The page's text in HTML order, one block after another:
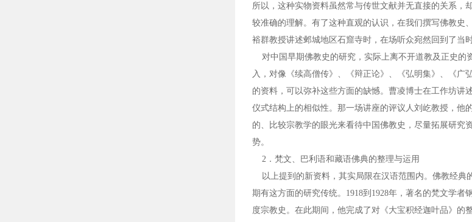
所以，这种实物资料虽然常与传世文献并无直接的关系
较准确的理解。有了这种直观的认识，在我们撰写佛教史
裕群教授讲述邺城地区石窟寺时，在场听众宛然回到了当
对中国早期佛教史的研究，实际上离不开道教及正史的
入，对像《续高僧传》、《辩正论》、《弘明集》、《
的资料，可以弥补这些方面的缺憾。曹凌博士在工作坊讲
仪式结构上的相似性。那一场讲座的评议人刘屹教授，他
的、比较宗教学的眼光来看待中国佛教史，尽量拓展研究
势。
2．梵文、巴利语和藏语佛典的整理与运用
以上提到的新资料，其实局限在汉语范围内。佛教经典
期有这方面的研究传统。1918到1928年，著名的梵文学者
度宗教史。在此期间，他完成了对《大宝积经迦叶品》的